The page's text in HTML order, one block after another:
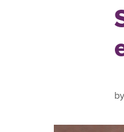
by